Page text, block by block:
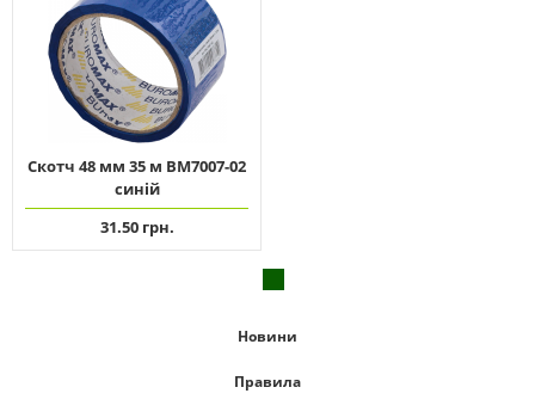
Скотч 48 мм 35 м ВМ7007-02
синій
31.50 грн.
Новини
Правила